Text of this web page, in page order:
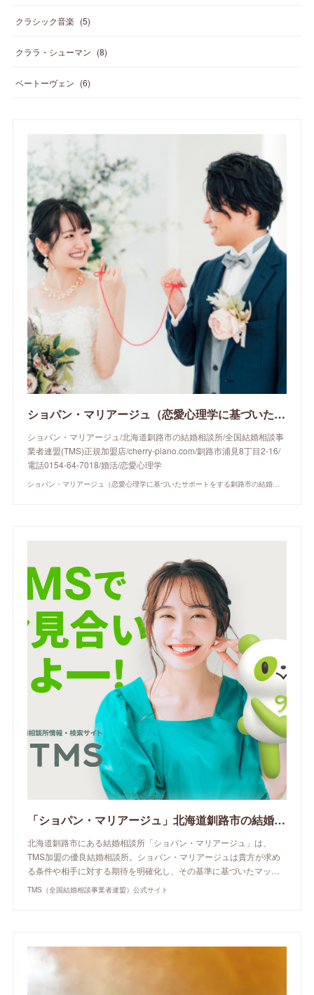
クラシック音楽 (5)
クララ・シューマン (8)
ベートーヴェン (6)
ショパン・マリアージュ（恋愛心理学に基づいたサポートをする釧路市の結婚相談所）/ 全国結婚相談事業者連盟正規加盟店 / cherry-piano.com
ショパン・マリアージュ/北海道釧路市の結婚相談所/全国結婚相談事
業者連盟(TMS)正規加盟店/cherry-piano.com/釧路市浦見8丁目2-16/
電話0154-64-7018/婚活/恋愛心理学
「ショパン・マリアージュ」北海道釧路市の結婚相談所 | TMS（全国結婚相談事業者連盟）公式サイト
北海道釧路市にある結婚相談所「ショパン・マリアージュ」は、
TMS加盟の優良結婚相談所。ショパン・マリアージュは貴方が求め
る条件や相手に対する期待を明確化し、その基準に基づいたマッ…
TMS（全国結婚相談事業者連盟）公式サイト